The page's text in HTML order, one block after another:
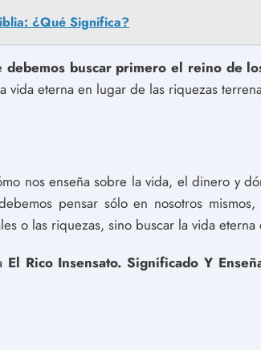
¿Qué Significa?
debemos buscar primero el reino de
vida eterna en lugar de las riquezas
nos enseña sobre la vida, el dinero y
pensar sólo en nosotros
o las riquezas, sino buscar la vida
El Rico Insensato. Significado Y